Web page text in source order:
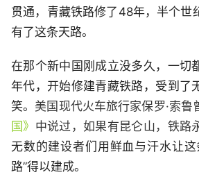
贯通，青藏铁路修了48年，半个世
有了这条天路。
在那个新中国刚成立没多久，一切
年代，开始修建青藏铁路，受到了
笑。 美国现代火车旅行家保罗·索鲁
国》 中说过，如果有昆仑山，铁路
无数的建设者们用鲜血与汗水让
路”得以建成。